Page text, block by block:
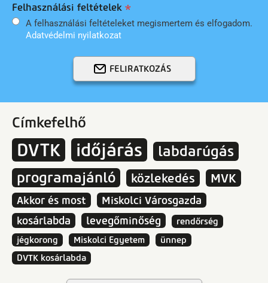
Felhasználási feltételek
A felhasználási feltételeket megismertem és elfogadom.
Adatvédelmi nyilatkozat
FELIRATKOZÁS
Címkefelhő
DVTK időjárás
labdarúgás
programajánló
közlekedés MVK
Akkor és most
Miskolci Városgazda
kosárlabda
levegőminőség
rendőrség
jégkorong
Miskolci Egyetem
ünnep
DVTK kosárlabda